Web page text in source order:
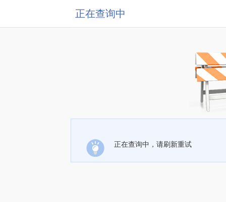
正在查询中
正在查询中，请刷新重试